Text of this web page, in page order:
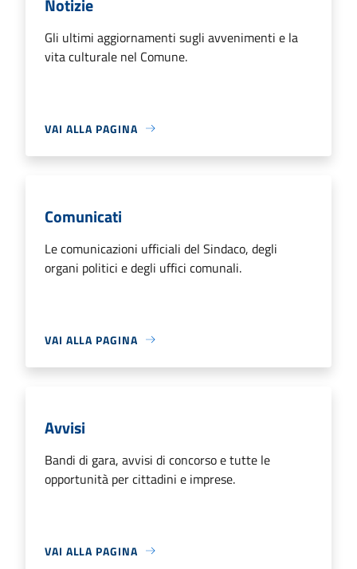
Gli ultimi aggiornamenti sugli avvenimenti e la
vita culturale nel Comune.
VAI ALLA PAGINA
Comunicati
Le comunicazioni ufficiali del Sindaco, degli
organi politici e degli uffici comunali.
VAI ALLA PAGINA
Avvisi
Bandi di gara, avvisi di concorso e tutte le
opportunità per cittadini e imprese.
VAI ALLA PAGINA